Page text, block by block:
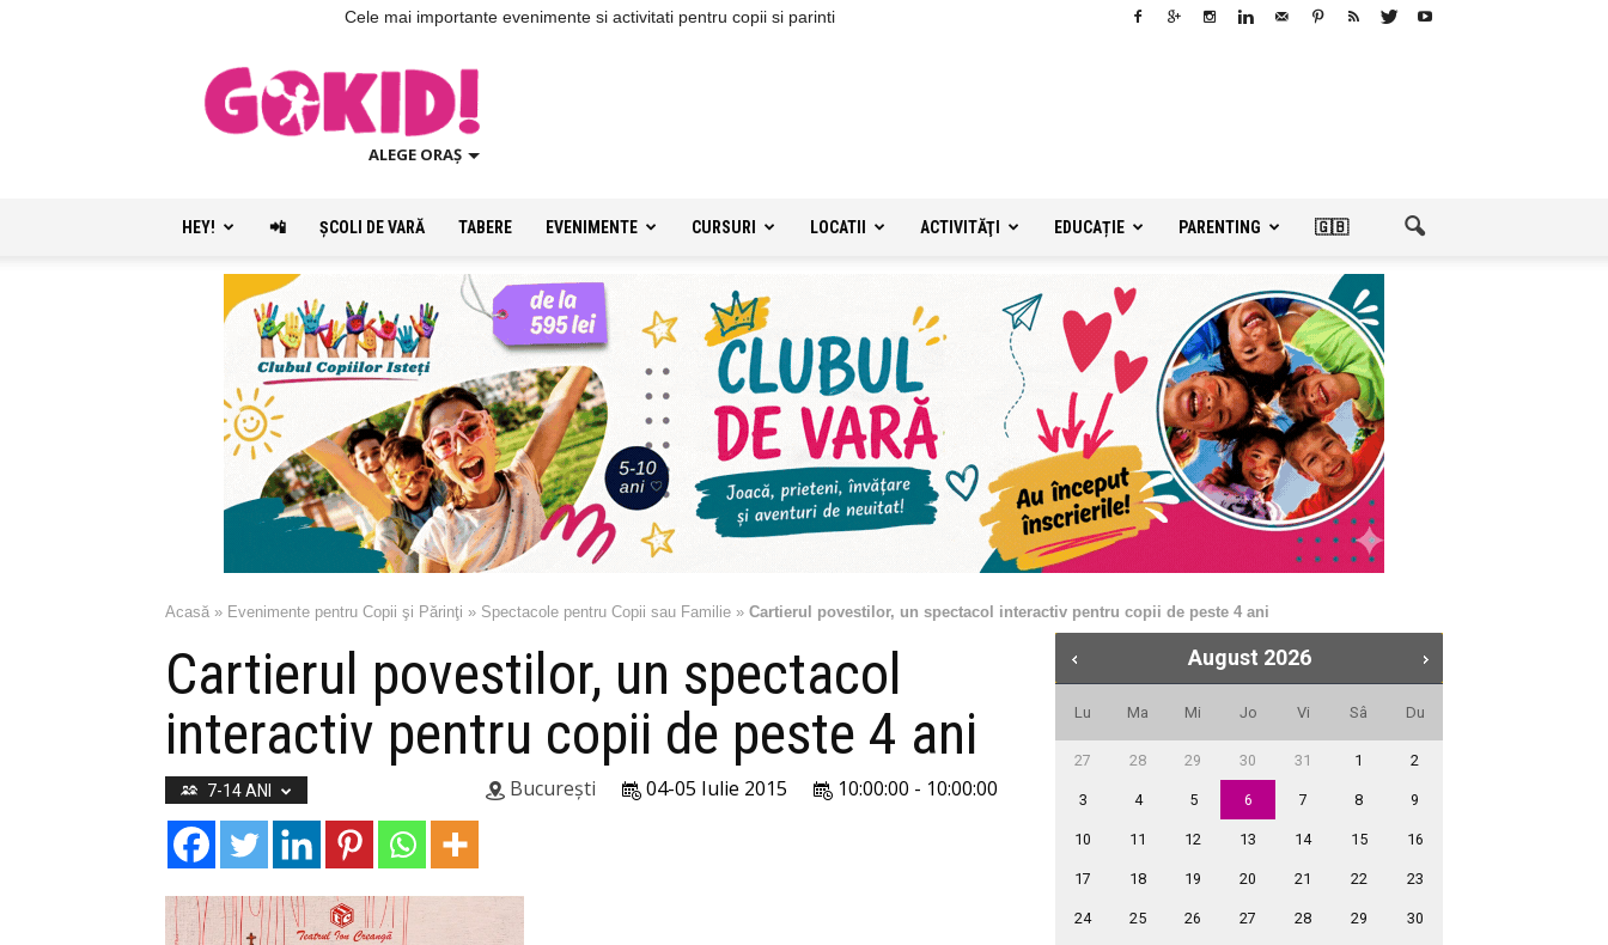
Cele mai importante evenimente si activitati pentru copii si parinti
ALEGE ORAȘ
HEY! 📲 ŞCOLI DE VARĂ TABERE EVENIMENTE CURSURI LOCATII ACTIVITĂŢI EDUCAȚIE PARENTING 🇬🇧
Acasă » Evenimente pentru Copii şi Părinţi » Spectacole pentru Copii sau Familie » Cartierul povestilor, un spectacol interactiv pentru copii de peste 4 ani
Cartierul povestilor, un spectacol
interactiv pentru copii de peste 4 ani
7-14 ANI 10:00:00 - 10:00:00
04-05 Iulie 2015
București
August 2026
Lu Ma Mi Jo Vi Sâ Du
27 28 29 30 31 1 2
3 4 5 6 7 8 9
10 11 12 13 14 15 16
17 18 19 20 21 22 23
24 25 26 27 28 29 30